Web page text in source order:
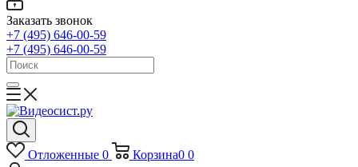
Заказать звонок
+7 (495) 646-00-59
+7 (495) 646-00-59
Отложенные 0 Корзина0 0